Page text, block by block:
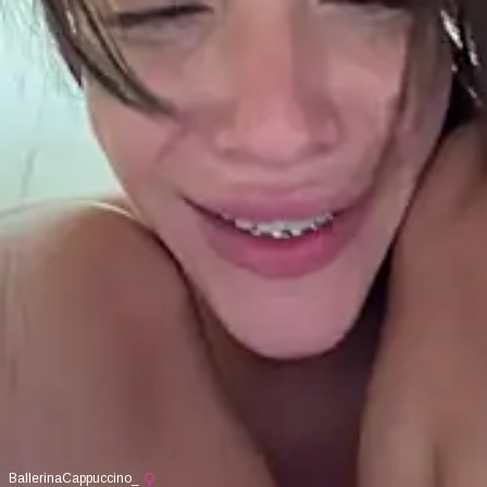
BallerinaCappuccino_